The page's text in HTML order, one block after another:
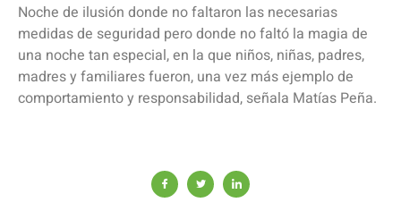
Noche de ilusión donde no faltaron las necesarias
medidas de seguridad pero donde no faltó la magia de
una noche tan especial, en la que niños, niñas, padres,
madres y familiares fueron, una vez más ejemplo de
comportamiento y responsabilidad, señala Matías Peña.